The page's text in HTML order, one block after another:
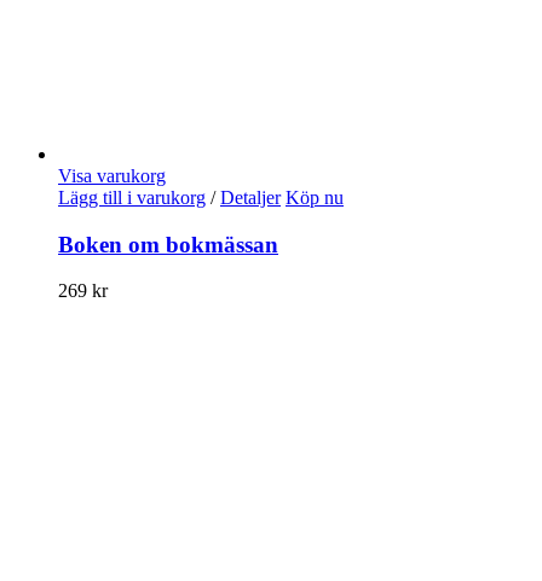
Visa varukorg
Lägg till i varukorg / Detaljer Köp nu
Boken om bokmässan
269 kr